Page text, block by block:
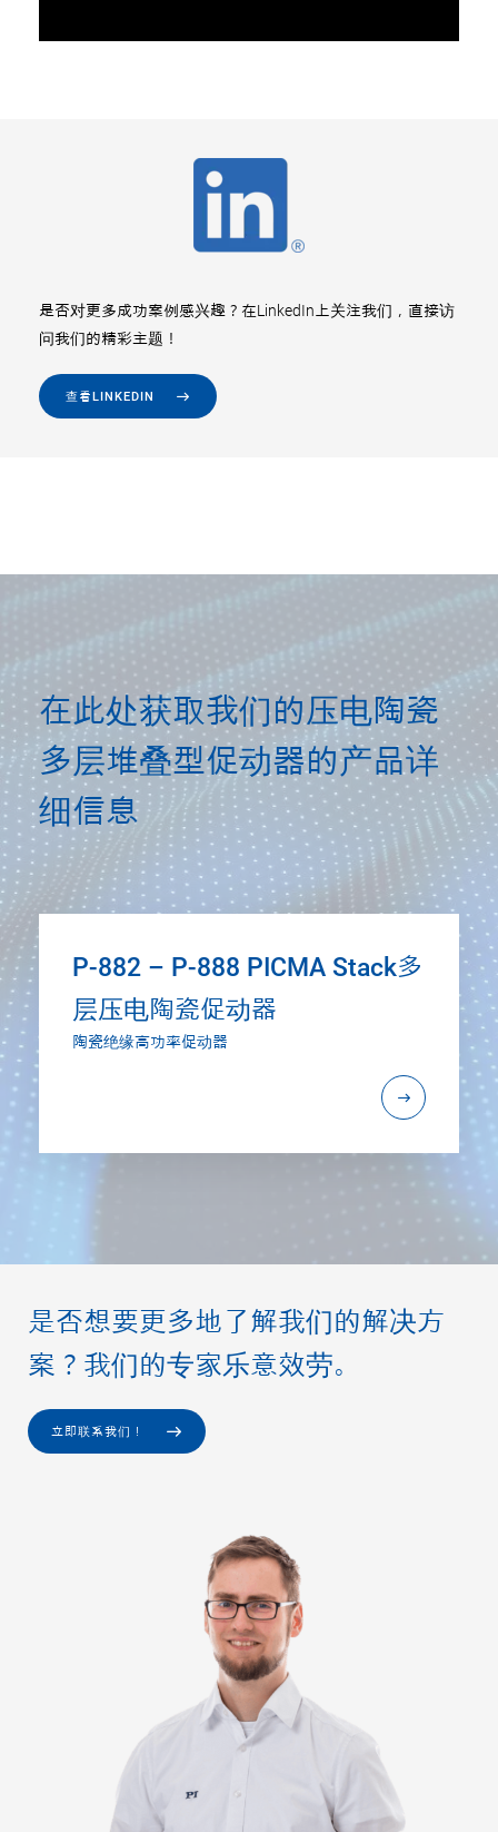
是否对更多成功案例感兴趣？在LinkedIn上关注我们，直接访
问我们的精彩主题！
查看LINKEDIN
在此处获取我们的压电陶瓷
多层堆叠型促动器的产品详
细信息
P-882 – P-888 PICMA Stack多
层压电陶瓷促动器
陶瓷绝缘高功率促动器
是否想要更多地了解我们的解决方
案？我们的专家乐意效劳。
立即联系我们！